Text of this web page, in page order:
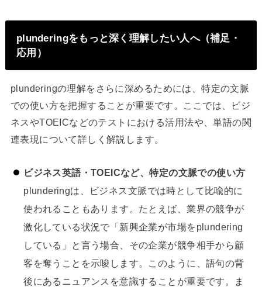
plunderingをもっと深く理解したい人へ（補足・
応用）
plunderingの理解をさらに深めるためには、特定の文脈
での使い方を把握することが重要です。ここでは、ビジ
ネスやTOEICなどのテストにおける活用法や、単語の関
連表現について詳しく解説します。
ビジネス英語・TOEICなど、特定の文脈での使い方
plunderingは、ビジネス文脈では時として比喩的に
使われることもあります。たとえば、業界の競争が
激化している状況で「新興企業が市場をplundering
している」と言う場合、その企業が競争相手から顧
客を奪うことを示唆します。このように、語句の背
後にあるニュアンスを意識することが重要です。ま